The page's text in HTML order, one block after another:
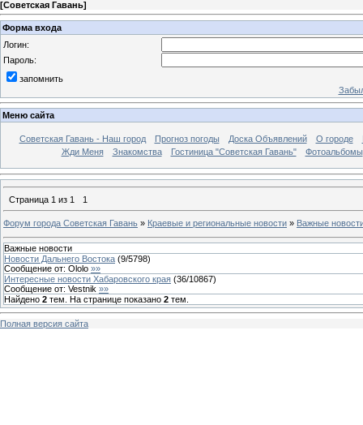
[Советская Гавань]
Форма входа
Логин:
Пароль:
запомнить
Меню сайта
Советская Гавань - Наш город Прогноз погоды Доска Объявлений О городе
Жди Меня
Знакомства Гостиница "Советская Гавань" Фотоальбомы
Страница 1 из 1 1
Форум города Советская Гавань » Краевые и региональные новости » Важные
Важные новости
Новости Дальнего Востока (9/5798)
Сообщение от: Ololo »»
Интересные новости Хабаровского края (36/10867)
Сообщение от: Vestnik »»
Найдено 2 тем. На странице показано 2 тем.
Полная версия сайта